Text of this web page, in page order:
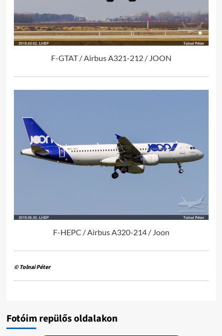
F-GTAT / Airbus A321-212 / JOON
F-HEPC / Airbus A320-214 / Joon
© Tolnai Péter
Fotóim repülős oldalakon